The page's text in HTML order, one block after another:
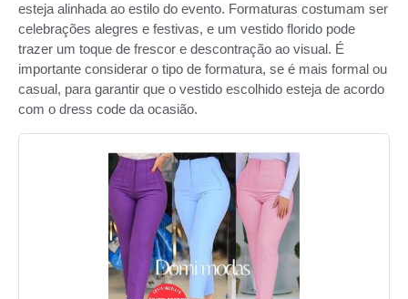
esteja alinhada ao estilo do evento. Formaturas costumam ser
celebrações alegres e festivas, e um vestido florido pode
trazer um toque de frescor e descontração ao visual. É
importante considerar o tipo de formatura, se é mais formal ou
casual, para garantir que o vestido escolhido esteja de acordo
com o dress code da ocasião.